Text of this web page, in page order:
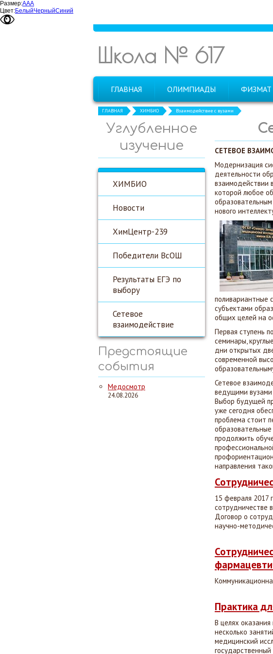
Размер:ААА
Цвет:БелыйЧерныйСиний
Школа № 617
ГЛАВНАЯ ОЛИМПИАДЫ ФИЗМАТ
ГЛАВНАЯ ХИМБИО Взаимодействие с вузами
Углубленное
изучение
ХИМБИО
Новости
ХимЦентр-239
Победители ВсОШ
Результаты ЕГЭ по
выбору
Сетевое
взаимодействие
Предстоящие
события
Медосмотр
24.08.2026
СЕТЕВОЕ
Модернизация
деятельности
взаимодействии
которой любое
нового
поливариантные
субъектами
общих целей на
Первая ступень
семинары,
дни открытых
современной
Сетевое
ведущими вузами
Выбор будущей
уже сегодня
проблема стоит
продолжить
направления
15 февраля 2017
сотрудничестве
Договор о
научно-
Практика
В целях
несколько
медицинский